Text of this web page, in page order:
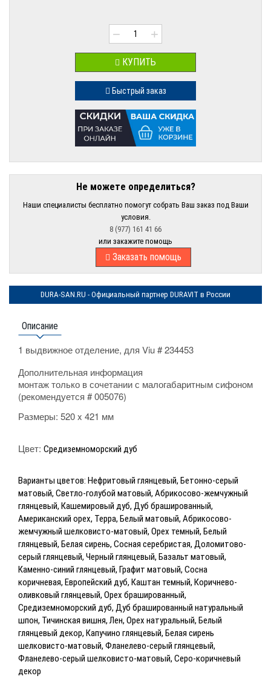
− +
КУПИТЬ
Быстрый заказ
Не можете определиться?
Наши специалисты бесплатно помогут собрать Ваш заказ под Ваши
условия.
8 (977) 161 41 66
или закажите помощь
Заказать помощь
DURA-SAN.RU - Официальный партнер DURAVIT в России
Описание
1 выдвижное отделение, для Viu # 234453
Дополнительная информация
монтаж только в сочетании с малогабаритным сифоном
(рекомендуется # 005076)
Размеры: 520 x 421 мм
Цвет: Средиземноморский дуб
Варианты цветов: Нефритовый глянцевый, Бетонно-серый
матовый, Светло-голубой матовый, Абрикосово-жемчужный
глянцевый, Кашемировый дуб, Дуб брашированный,
Американский орех, Терра, Белый матовый, Абрикосово-
жемчужный шелковисто-матовый, Орех темный, Белый
глянцевый, Белая сирень, Сосная серебристая, Доломитово-
серый глянцевый, Черный глянцевый, Базальт матовый,
Каменно-синий глянцевый, Графит матовый, Сосна
коричневая, Европейский дуб, Каштан темный, Коричнево-
оливковый глянцевый, Орех брашированный,
Средиземноморский дуб, Дуб брашированный натуральный
шпон, Тичинская вишня, Лен, Орех натуральный, Белый
глянцевый декор, Капучино глянцевый, Белая сирень
шелковисто-матовый, Фланелево-серый глянцевый,
Фланелево-серый шелковисто-матовый, Серо-коричневый
декор